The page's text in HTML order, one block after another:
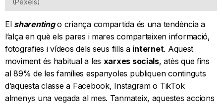
(Pexels)
El sharentingo criança compartida és una tendència a
l’alça en què els pares i mares comparteixen informació,
fotografies i vídeos dels seus fills a internet. Aquest
moviment és habitual a les xarxes socials, atès que fins
al 89% de les famílies espanyoles publiquen continguts
d’aquesta classe a Facebook, Instagram o TikTok
almenys una vegada al mes. Tanmateix, aquestes accions